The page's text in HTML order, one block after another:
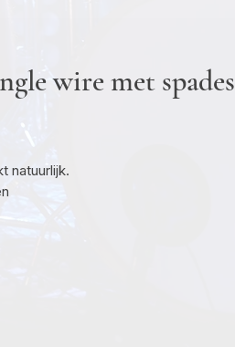
wire met spades
natuurlijk.